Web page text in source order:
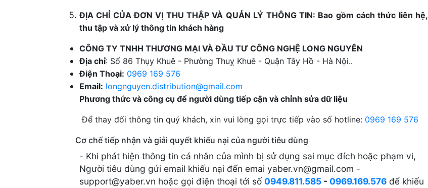
ĐỊA CHỈ CỦA ĐƠN VỊ THU THẬP VÀ QUẢN LÝ THÔNG TIN: Bao gồm cách thức liên hệ,
thu tập và xử lý thông tin khách hàng
CÔNG TY TNHH THƯƠNG MẠI VÀ ĐẦU TƯ CÔNG NGHỆ LONG NGUYÊN
Địa chỉ: Số 86 Thụy Khuê - Phường Thuỵ Khuê - Quận Tây Hồ - Hà Nội..
Điện Thoại: 0969 169 576
Email: longnguyen.distribution@gmail.com
Phương thức và công cụ để người dùng tiếp cận và chỉnh sửa dữ liệu
Để thay đổi thông tin quý khách, xin vui lòng gọi trực tiếp vào số hotline: 0969 169 576
Cơ chế tiếp nhận và giải quyết khiếu nại của người tiêu dùng
- Khi phát hiện thông tin cá nhân của mình bị sử dụng sai mục đích hoặc phạm vi,
Người tiêu dùng gửi email khiếu nại đến emai yaber.vn@gmail.com -
support@yaber.vn hoặc gọi điện thoại tới số0949.811.585 - 0969.169.576 để khiếu